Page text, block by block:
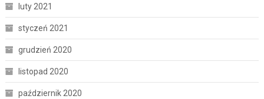
luty 2021
styczeń 2021
grudzień 2020
listopad 2020
październik 2020